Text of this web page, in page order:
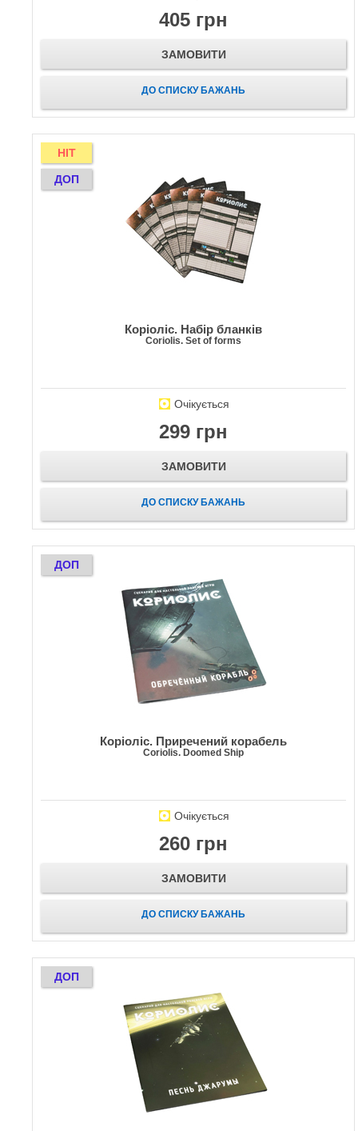
405 грн
ЗАМОВИТИ
ДО СПИСКУ БАЖАНЬ
HIT
ДОП
Коріоліс. Набір бланків
Coriolis. Set of forms
Очікується
299 грн
ЗАМОВИТИ
ДО СПИСКУ БАЖАНЬ
ДОП
Коріоліс. Приречений корабель
Coriolis. Doomed Ship
Очікується
260 грн
ЗАМОВИТИ
ДО СПИСКУ БАЖАНЬ
ДОП